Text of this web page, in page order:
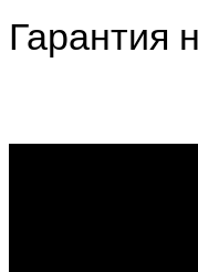
Гарантия